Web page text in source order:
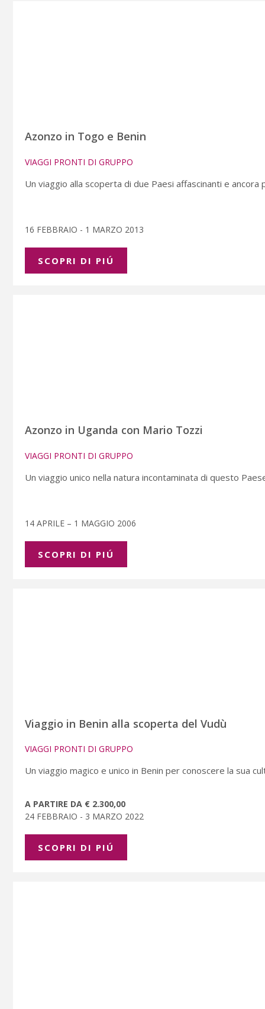
Azonzo in Togo e Benin
VIAGGI PRONTI DI GRUPPO
Un viaggio alla scoperta di due Paesi affascinanti e
16 FEBBRAIO - 1 MARZO 2013
SCOPRI DI PIÚ
Azonzo in Uganda con Mario Tozzi
VIAGGI PRONTI DI GRUPPO
Un viaggio unico nella natura incontaminata di questo
14 APRILE – 1 MAGGIO 2006
SCOPRI DI PIÚ
Viaggio in Benin alla scoperta del Vudù
VIAGGI PRONTI DI GRUPPO
Un viaggio magico e unico in Benin per conoscere la sua
A PARTIRE DA € 2.300,00
24 FEBBRAIO - 3 MARZO 2022
SCOPRI DI PIÚ